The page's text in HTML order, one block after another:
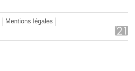
Mentions légales